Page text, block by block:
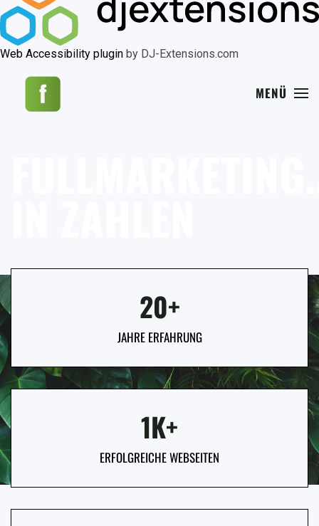
Web Accessibility plugin by DJ-Extensions.com
MENÜ
20+
JAHRE ERFAHRUNG
1K+
ERFOLGREICHE WEBSEITEN